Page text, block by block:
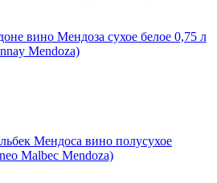
вино Мендоза сухое белое 0,75 л
Mendoza)